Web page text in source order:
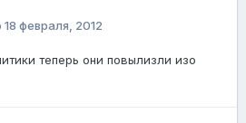
18 февраля, 2012
теперь они повылизли изо